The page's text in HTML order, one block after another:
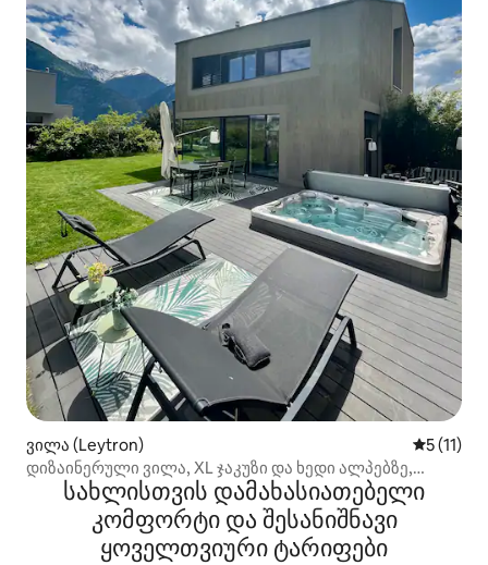
ვილა (Leytron) საშუალო
5 (11)
დიზაინერული ვილა, XL ჯაკუზი და ხედი ალპებზე,
სიმშვიდე და ფუფუნება
სახლისთვის დამახასიათებელი
კომფორტი და შესანიშნავი
ყოველთვიური ტარიფები